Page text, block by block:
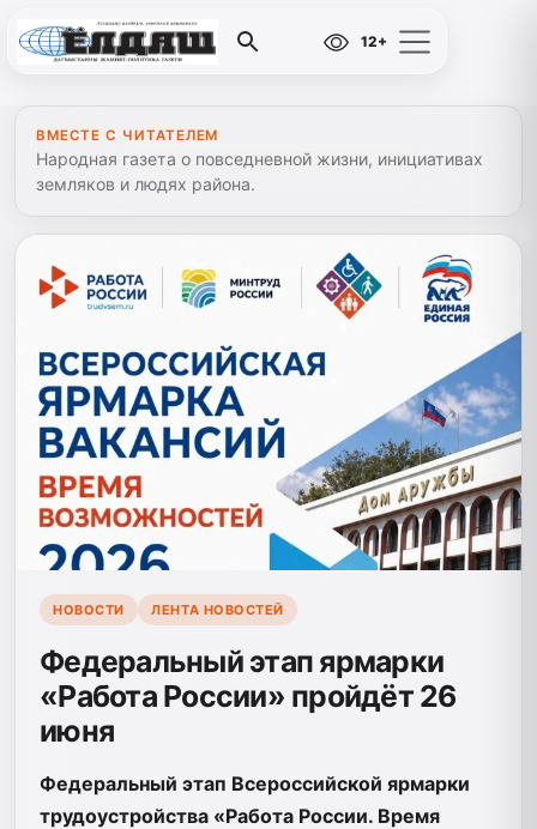
12+
ВМЕСТЕ С ЧИТАТЕЛЕМ
Народная газета о повседневной жизни, инициативах
земляков и людях района.
НОВОСТИ ЛЕНТА НОВОСТЕЙ
Федеральный этап ярмарки
«Работа России» пройдёт 26
июня
Федеральный этап Всероссийской ярмарки
трудоустройства «Работа России. Время